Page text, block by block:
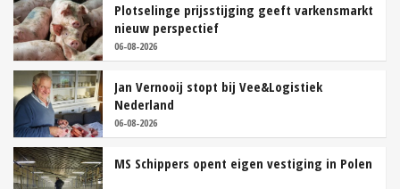
Plotselinge prijsstijging geeft varkensmarkt
nieuw perspectief
06-08-2026
Jan Vernooij stopt bij Vee&Logistiek
Nederland
06-08-2026
MS Schippers opent eigen vestiging in Polen